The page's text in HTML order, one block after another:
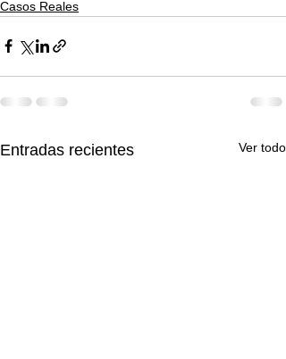
Casos Reales
Entradas recientes Ver todo